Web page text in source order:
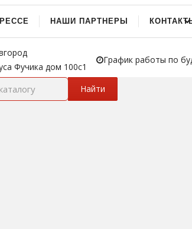
НАШИ ПАРТНЕРЫ
Фучика дом 100с1
График работы по
Найти